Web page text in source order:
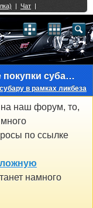
БОЛЬШАЯ куча вопросов после покупки субару в рамках ликбеза
в рамках ликбеза
наш форум, то,
по ссылке
намного
vBSSO
21 22 23 24 25 26
39 40 41 42 43